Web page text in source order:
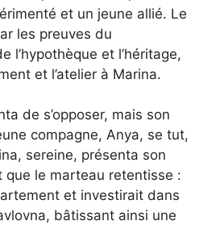
et un jeune allié. Le
les preuves du
l’hypothèque et l’héritage,
et l’atelier à Marina.
de s’opposer, mais son
compagne, Anya, se tut,
sereine, présenta son
que le marteau retentisse :
et investirait dans
bâtissant ainsi une